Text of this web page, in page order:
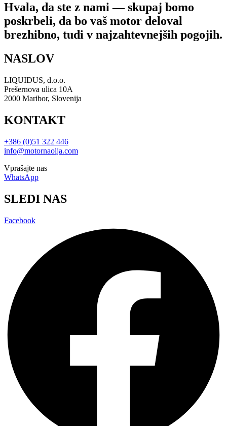
Hvala, da ste z nami — skupaj bomo
poskrbeli, da bo vaš motor deloval
brezhibno, tudi v najzahtevnejših pogojih.
NASLOV
LIQUIDUS, d.o.o.
Prešernova ulica 10A
2000 Maribor, Slovenija
KONTAKT
+386 (0)51 322 446
info@motornaolja.com
Vprašajte nas
WhatsApp
SLEDI NAS
Facebook